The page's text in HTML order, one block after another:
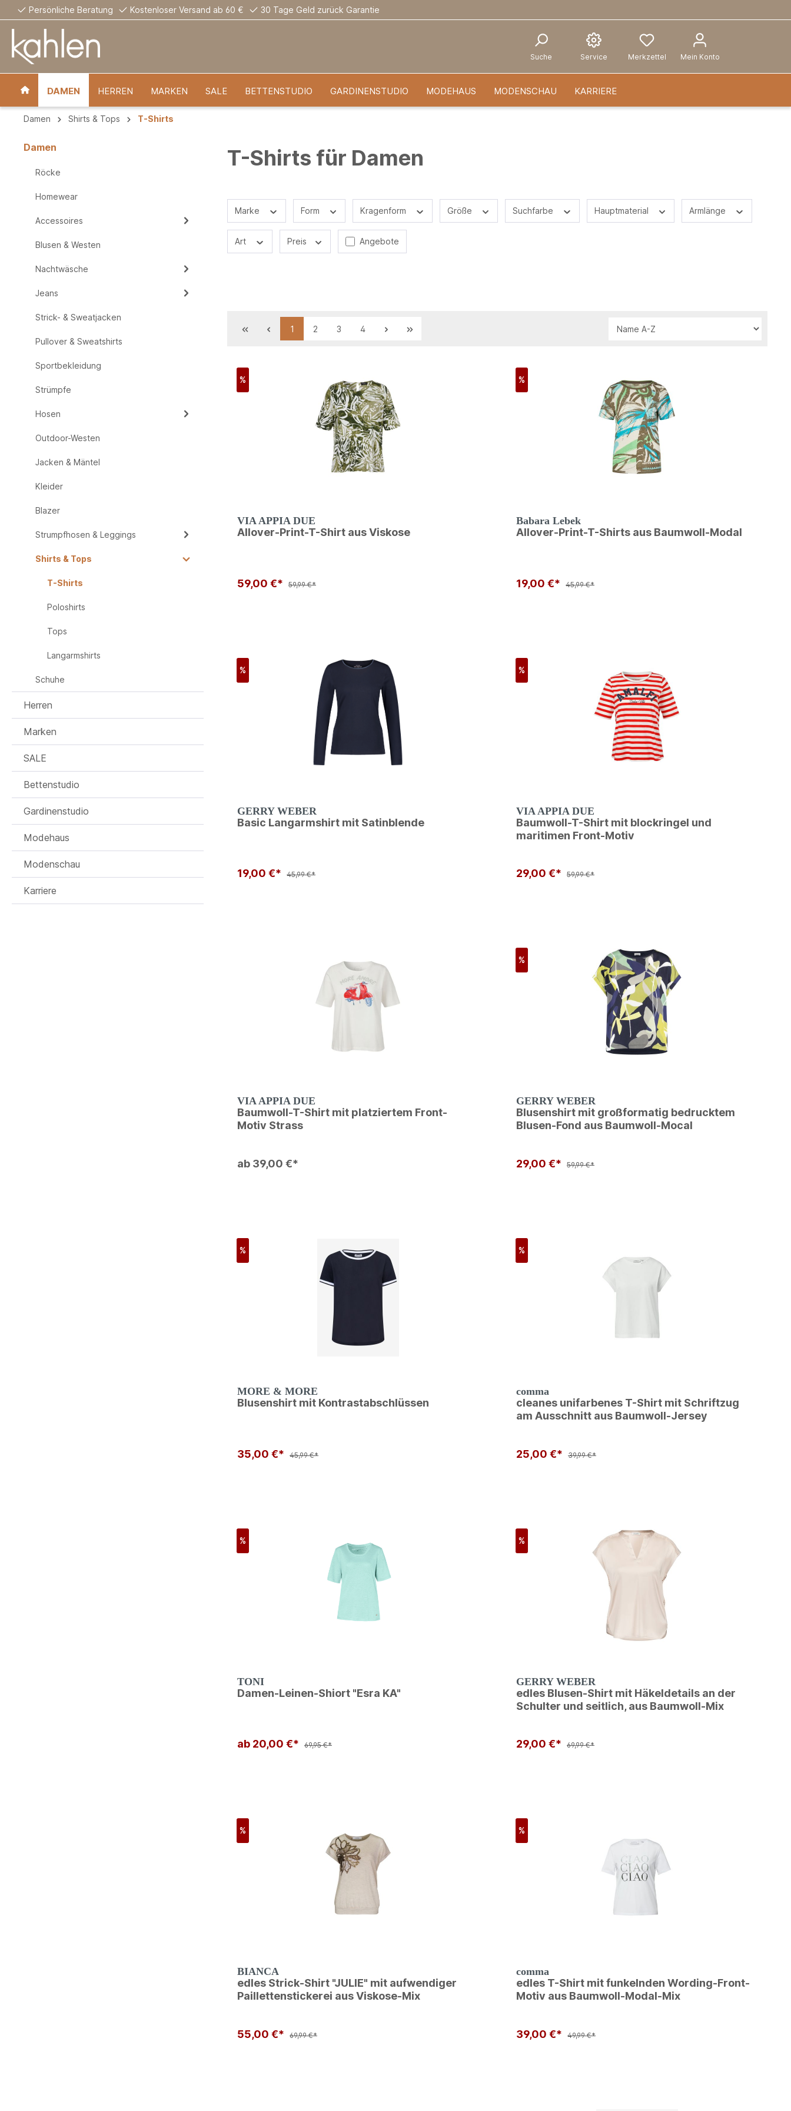
Persönliche Beratung Kostenloser Versand ab 60 € 30 Tage Geld zurück Garantie
Suche Service Merkzettel Mein Konto
DAMEN HERREN MARKEN SALE BETTENSTUDIO GARDINENSTUDIO MODEHAUS MODENSCHAU KARRIERE
Damen Shirts & Tops T-Shirts
Damen
Röcke
Homewear
Accessoires
Blusen & Westen
Nachtwäsche
Jeans
Strick- & Sweatjacken
Pullover & Sweatshirts
Sportbekleidung
Strümpfe
Hosen
Outdoor-Westen
Jacken & Mäntel
Kleider
Blazer
Strumpfhosen & Leggings
Shirts & Tops
T-Shirts
Poloshirts
Tops
Langarmshirts
Schuhe
Herren
Marken
SALE
Bettenstudio
Gardinenstudio
Modehaus
Modenschau
Karriere
T-Shirts für Damen
Marke Form Kragenform Größe Suchfarbe Hauptmaterial Armlänge
Art Preis Angebote
1 2 3 4
%
VIA APPIA DUE
Allover-Print-T-Shirt aus Viskose
59,00 €* 59,99 €*
%
Babara Lebek
Allover-Print-T-Shirts aus Baumwoll-Modal
19,00 €* 45,99 €*
%
GERRY WEBER
Basic Langarmshirt mit Satinblende
19,00 €* 45,99 €*
%
VIA APPIA DUE
Baumwoll-T-Shirt mit blockringel und
maritimen Front-Motiv
29,00 €* 59,99 €*
VIA APPIA DUE
Baumwoll-T-Shirt mit platziertem Front-
Motiv Strass
ab 39,00 €*
%
GERRY WEBER
Blusenshirt mit großformatig bedrucktem
Blusen-Fond aus Baumwoll-Mocal
29,00 €* 59,99 €*
%
MORE & MORE
Blusenshirt mit Kontrastabschlüssen
35,00 €* 45,99 €*
%
comma
cleanes unifarbenes T-Shirt mit Schriftzug
am Ausschnitt aus Baumwoll-Jersey
25,00 €* 39,99 €*
%
TONI
Damen-Leinen-Shiort "Esra KA"
ab 20,00 €* 69,95 €*
%
GERRY WEBER
edles Blusen-Shirt mit Häkeldetails an der
Schulter und seitlich, aus Baumwoll-Mix
29,00 €* 69,99 €*
%
BIANCA
edles Strick-Shirt "JULIE" mit aufwendiger
Paillettenstickerei aus Viskose-Mix
55,00 €* 69,99 €*
%
comma
edles T-Shirt mit funkelnden Wording-Front-
Motiv aus Baumwoll-Modal-Mix
39,00 €* 49,99 €*